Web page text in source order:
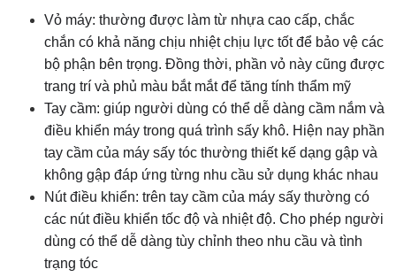
Vỏ máy: thường được làm từ nhựa cao cấp, chắc
chắn có khả năng chịu nhiệt chịu lực tốt để bảo vệ các
bộ phận bên trọng. Đồng thời, phần vỏ này cũng được
trang trí và phủ màu bắt mắt để tăng tính thẩm mỹ
Tay cầm: giúp người dùng có thể dễ dàng cầm nắm và
điều khiển máy trong quá trình sấy khô. Hiện nay phần
tay cầm của máy sấy tóc thường thiết kế dạng gập và
không gập đáp ứng từng nhu cầu sử dụng khác nhau
Nút điều khiển: trên tay cầm của máy sấy thường có
các nút điều khiển tốc độ và nhiệt độ. Cho phép người
dùng có thể dễ dàng tùy chỉnh theo nhu cầu và tình
trạng tóc